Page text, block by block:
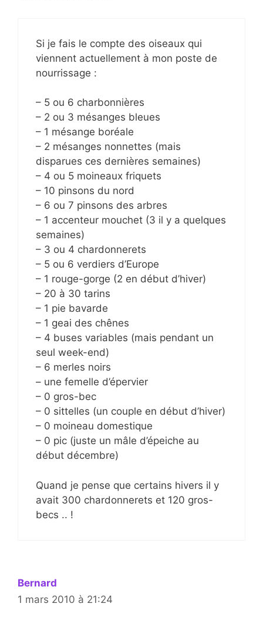
Si je fais le compte des oiseaux qui
viennent actuellement à mon poste de
nourrissage :
– 5 ou 6 charbonnières
– 2 ou 3 mésanges bleues
– 1 mésange boréale
– 2 mésanges nonnettes (mais
disparues ces dernières semaines)
– 4 ou 5 moineaux friquets
– 10 pinsons du nord
– 6 ou 7 pinsons des arbres
– 1 accenteur mouchet (3 il y a quelques
semaines)
– 3 ou 4 chardonnerets
– 5 ou 6 verdiers d’Europe
– 1 rouge-gorge (2 en début d’hiver)
– 20 à 30 tarins
– 1 pie bavarde
– 1 geai des chênes
– 4 buses variables (mais pendant un
seul week-end)
– 6 merles noirs
– une femelle d’épervier
– 0 gros-bec
– 0 sittelles (un couple en début d’hiver)
– 0 moineau domestique
– 0 pic (juste un mâle d’épeiche au
début décembre)
Quand je pense que certains hivers il y
avait 300 chardonnerets et 120 gros-
becs .. !
Bernard
1 mars 2010 à 21:24